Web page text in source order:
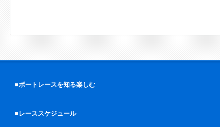
■ボートレースを知る楽しむ
■レーススケジュール